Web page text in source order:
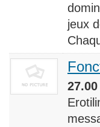
jeux